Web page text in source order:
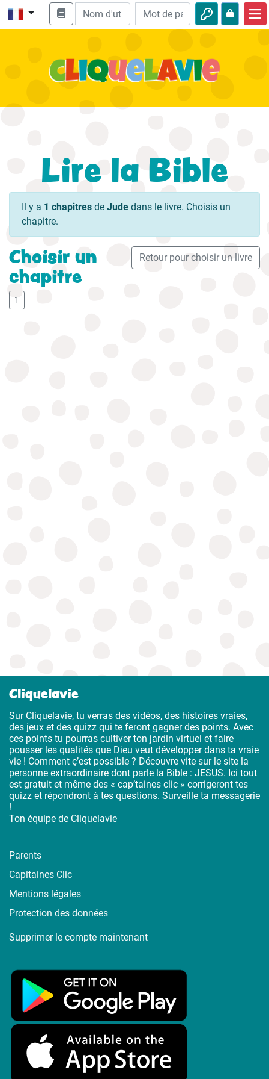
Enseignement biblique
Aventures
Loisirs
Lire la Bible
Il y a 1 chapitres de Jude dans le livre. Choisis un
chapitre.
Retour pour choisir un livre
Choisir un
chapitre
1
Cliquelavie
Sur Cliquelavie, tu verras des vidéos, des histoires vraies,
des jeux et des quizz qui te feront gagner des points. Avec
ces points tu pourras cultiver ton jardin virtuel et faire
pousser les qualités que Dieu veut développer dans ta vraie
vie ! Comment ç’est possible ? Découvre vite sur le site la
personne extraordinaire dont parle la Bible : JESUS. Ici tout
est gratuit et même des « cap’taines clic » corrigeront tes
quizz et répondront à tes questions. Surveille ta messagerie
!
Ton équipe de Cliquelavie
Parents
Capitaines Clic
Mentions légales
Protection des données
Supprimer le compte maintenant